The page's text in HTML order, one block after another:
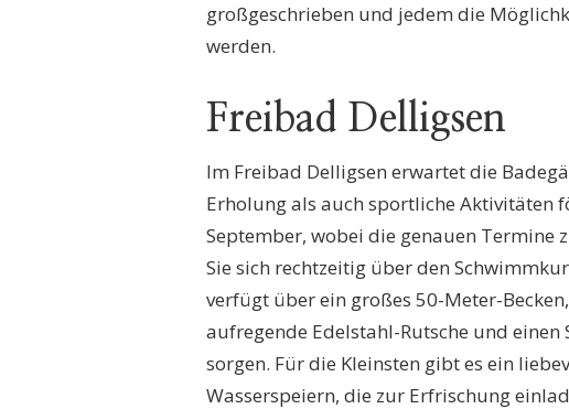
großgeschrieben und jedem die
werden.
Freibad Delligsen
Im Freibad Delligsen erwartet die
Erholung als auch sportliche Aktivitäten
September, wobei die genauen Termine
Sie sich rechtzeitig über den
verfügt über ein großes 50-Meter-
aufregende Edelstahl-Rutsche und
sorgen. Für die Kleinsten gibt es ein
Wasserspeiern, die zur Erfrischung